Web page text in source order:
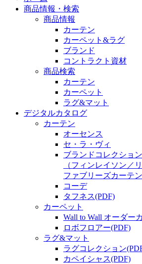
商品情報・検索
商品情報
カーテン
カーペット&ラグ
ブランド
コントラクト資材
商品検索
カーテン
カーペット
ラグ&マット
デジタルカタログ
カーテン
オーセンス
セ・ラ・ヴィ
ブランドコレクション
（フィンレイソン／
ファブリーズカーテン
コーデ
タフネス(PDF)
カーペット
Wall to Wall オーダー
ロボフロアー(PDF)
ラグ&マット
ラグコレクション
カペイシャス(PDF)